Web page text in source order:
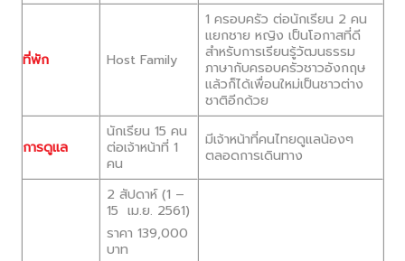
ที่พัก Host Family
1 ครอบครัว ต่อนักเรียน 2 คน
แยกชาย หญิง เป็นโอกาสที่ดี
สำหรับการเรียนรู้วัฒนธรรม
ภาษากับครอบครัวชาวอังกฤษ
แล้วก็ได้เพื่อนใหม่เป็นชาวต่าง
ชาติอีกด้วย
การดูแล
นักเรียน 15 คน
ต่อเจ้าหน้าที่ 1
คน
มีเจ้าหน้าที่คนไทยดูแลน้องๆ
ตลอดการเดินทาง
2 สัปดาห์ (1 –
15 เม.ย. 2561)
ราคา 139,000
บาท